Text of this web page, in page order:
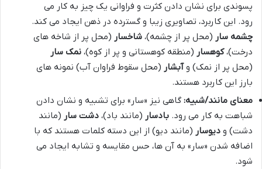
پسوندی برای نشان دادن کثرت و فراوانی یک چیز به کار می
رود. این کاربرد، تصاویری زیبا و گسترده در ذهن ایجاد می کند.
چشمه سار (محل پر از چشمه)، شاخسار (محل پر از شاخه های
درخت)،کوهسار (منطقه کوهستانی و پر از کوه)، نمک سار
(محل پر از نمک) وآبشار (محل سقوط فراوان آب) نمونه های
بارز این کاربرد هستند.
معنای مانند/شبیه: گاهی نیز «سار» برای تشبیه و نشان دادن
شباهت به کار می رود. بادسار (مانند باد)، دشت سار (مانند
دشت) و دیوسار (مانند دیو) از این دسته کلمات هستند که با
اضافه شدن «سار» به آن ها، حس مقایسه و تشابه ایجاد می
شود.